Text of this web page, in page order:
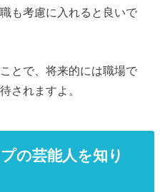
も考慮に入れると良いで
とで、将来的には職場で
されますよ。
の芸能人を知り